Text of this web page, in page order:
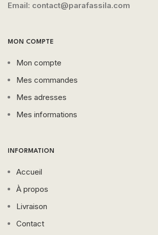
Email: contact@parafassila.com
MON COMPTE
Mon compte
Mes commandes
Mes adresses
Mes informations
INFORMATION
Accueil
À propos
Livraison
Contact